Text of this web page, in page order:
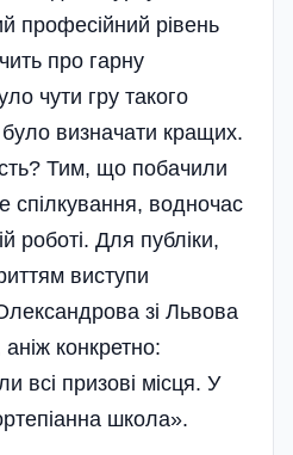
професійний рівень
про гарну
чути гру такого
визначати кращих.
Тим, що побачили
спілкування, водночас
роботі. Для публіки,
виступи
зі Львова
конкретно:
всі призові місця. У
школа».